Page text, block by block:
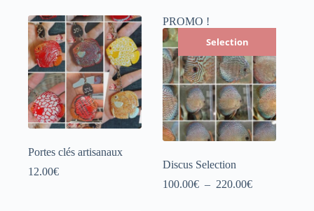
20.00€
à
35.00€
Portes clés artisanaux
12.00€
PROMO !
Selection
Discus Selection
100.00€ – 220.00€Plage